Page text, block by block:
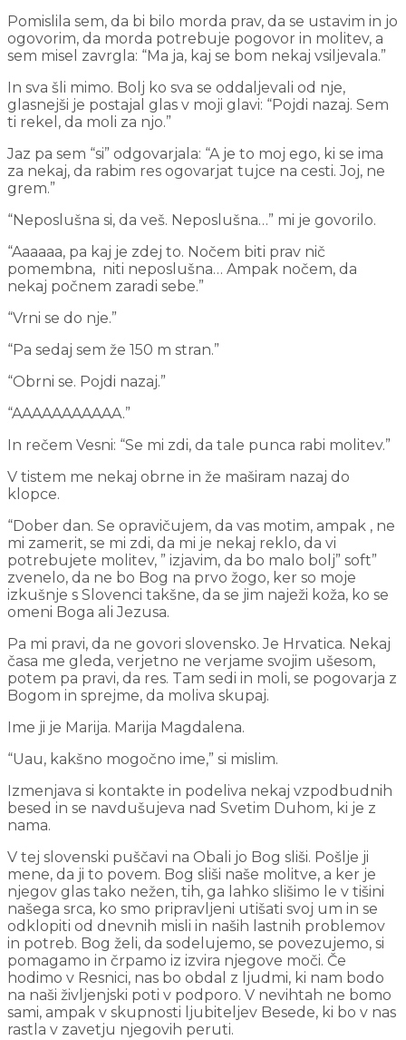
Pomislila sem, da bi bilo morda prav, da se ustavim in jo
ogovorim, da morda potrebuje pogovor in molitev, a
sem misel zavrgla: “Ma ja, kaj se bom nekaj vsiljevala.”
In sva šli mimo. Bolj ko sva se oddaljevali od nje,
glasnejši je postajal glas v moji glavi: “Pojdi nazaj. Sem
ti rekel, da moli za njo.”
Jaz pa sem “si” odgovarjala: “A je to moj ego, ki se ima
za nekaj, da rabim res ogovarjat tujce na cesti. Joj, ne
grem.”
“Neposlušna si, da veš. Neposlušna…” mi je govorilo.
“Aaaaaa, pa kaj je zdej to. Nočem biti prav nič
pomembna, niti neposlušna… Ampak nočem, da
nekaj počnem zaradi sebe.”
“Vrni se do nje.”
“Pa sedaj sem že 150 m stran.”
“Obrni se. Pojdi nazaj.”
“AAAAAAAAAAA.”
In rečem Vesni: “Se mi zdi, da tale punca rabi molitev.”
V tistem me nekaj obrne in že maširam nazaj do
klopce.
“Dober dan. Se opravičujem, da vas motim, ampak , ne
mi zamerit, se mi zdi, da mi je nekaj reklo, da vi
potrebujete molitev, ” izjavim, da bo malo bolj” soft”
zvenelo, da ne bo Bog na prvo žogo, ker so moje
izkušnje s Slovenci takšne, da se jim naježi koža, ko se
omeni Boga ali Jezusa.
Pa mi pravi, da ne govori slovensko. Je Hrvatica. Nekaj
časa me gleda, verjetno ne verjame svojim ušesom,
potem pa pravi, da res. Tam sedi in moli, se pogovarja z
Bogom in sprejme, da moliva skupaj.
Ime ji je Marija. Marija Magdalena.
“Uau, kakšno mogočno ime,” si mislim.
Izmenjava si kontakte in podeliva nekaj vzpodbudnih
besed in se navdušujeva nad Svetim Duhom, ki je z
nama.
V tej slovenski puščavi na Obali jo Bog sliši. Pošlje ji
mene, da ji to povem. Bog sliši naše molitve, a ker je
njegov glas tako nežen, tih, ga lahko slišimo le v tišini
našega srca, ko smo pripravljeni utišati svoj um in se
odklopiti od dnevnih misli in naših lastnih problemov
in potreb. Bog želi, da sodelujemo, se povezujemo, si
pomagamo in črpamo iz izvira njegove moči. Če
hodimo v Resnici, nas bo obdal z ljudmi, ki nam bodo
na naši življenjski poti v podporo. V nevihtah ne bomo
sami, ampak v skupnosti ljubiteljev Besede, ki bo v nas
rastla v zavetju njegovih peruti.